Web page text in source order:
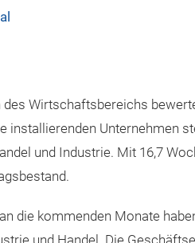
des Wirtschaftsbereichs
installierenden Unternehmen
und Industrie. Mit 16,7
die kommenden Monate